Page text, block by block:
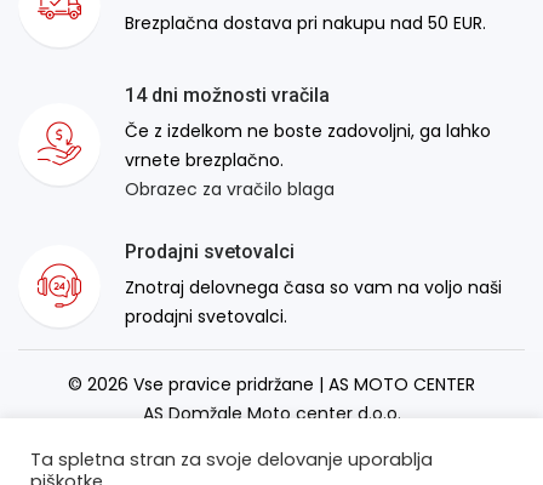
Brezplačna dostava pri nakupu nad 50 EUR.
14 dni možnosti vračila
Če z izdelkom ne boste zadovoljni, ga lahko
vrnete brezplačno.
Obrazec za vračilo blaga
Prodajni svetovalci
Znotraj delovnega časa so vam na voljo naši
prodajni svetovalci.
© 2026 Vse pravice pridržane | AS MOTO CENTER
AS Domžale Moto center d.o.o.
Ta spletna stran za svoje delovanje uporablja